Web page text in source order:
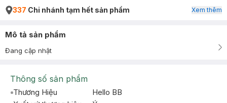
337 Chi nhánh tạm hết sản phẩm Xem thêm
Mô tả sản phẩm
Đang cập nhật
Thông số sản phẩm
Thương Hiệu
Hello BB